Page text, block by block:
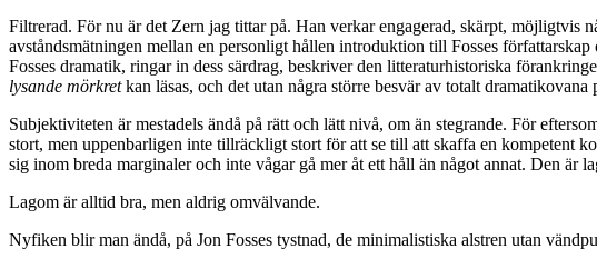
Filtrerad. För nu är det Zern jag tittar på. Han verkar engagerad, skärpt,
avståndsmätningen mellan en personligt hållen introduktion till Fosses
Fosses dramatik, ringar in dess särdrag, beskriver den litteraturhistoriska
lysande mörkretkan läsas, och det utan några större besvär av totalt
Subjektiviteten är mestadels ändå på rätt och lätt nivå, om än stegrande. För
stort, men uppenbarligen inte tillräckligt stort för att se till att skaffa en kompetent
sig inom breda marginaler och inte vågar gå mer åt ett håll än något annat. Den är
Lagom är alltid bra, men aldrig omvälvande.
Nyfiken blir man ändå, på Jon Fosses tystnad, de minimalistiska alstren utan